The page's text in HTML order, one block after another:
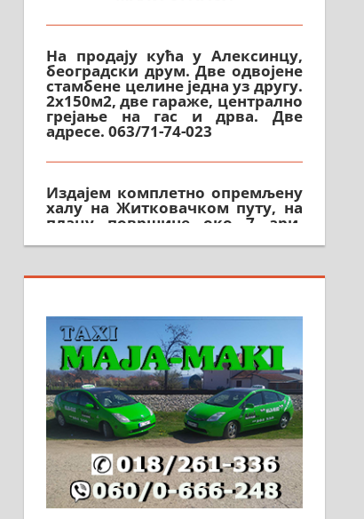
београдски друм. Две одвојене
стамбене целине једна уз другу.
2х150м2, две гараже, централно
грејање на гас и дрва. Две
адресе. 063/71-74-023
халу на Житковачком путу, на
плацу површине око 7 ари.
064/321-80-51; 063/102-35-25
На продају легализована, нова,
Зеленом виру у Алексинцу.
Могућа замена. 064/21-63-584
ПОСЛОВНИ ОГЛАСИ
Рудник и флотација Рудник
д.о.о. Рудник запошљава 20
помоћника рудара. Услови:
Основна школа, пожељно